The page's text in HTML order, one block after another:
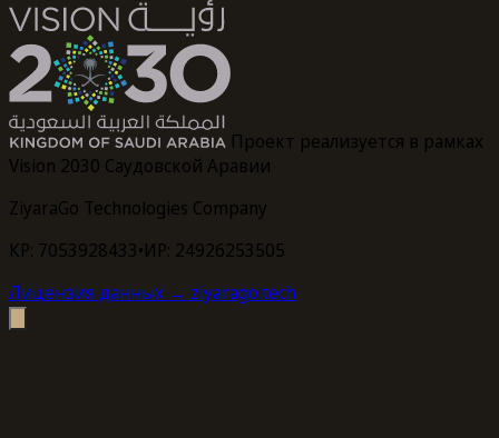
Проект реализуется в рамках
Vision 2030 Саудовской Аравии
ZiyaraGo Technologies Company
КР: 7053928433•ИР: 24926253505
Лицензия данных → ziyarago.tech